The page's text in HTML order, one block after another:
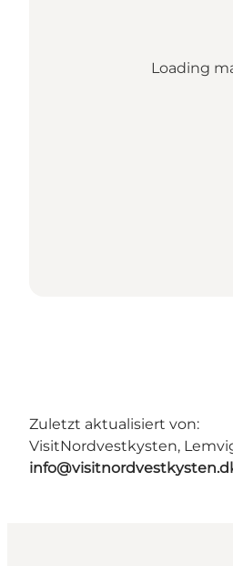
Loading
Zuletzt aktualisiert von:
VisitNordvestkysten,